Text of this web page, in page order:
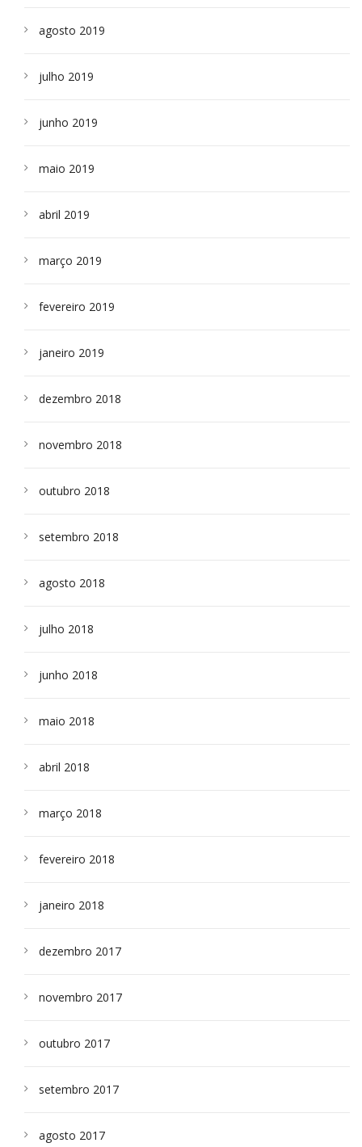
agosto 2019
julho 2019
junho 2019
maio 2019
abril 2019
março 2019
fevereiro 2019
janeiro 2019
dezembro 2018
novembro 2018
outubro 2018
setembro 2018
agosto 2018
julho 2018
junho 2018
maio 2018
abril 2018
março 2018
fevereiro 2018
janeiro 2018
dezembro 2017
novembro 2017
outubro 2017
setembro 2017
agosto 2017